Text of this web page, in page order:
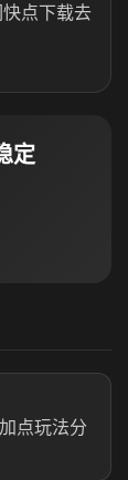
点下载去
定
点玩法分